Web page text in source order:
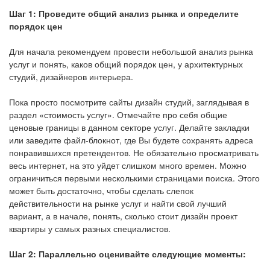
Шаг 1: Проведите общий анализ рынка и определите
порядок цен
Для начала рекомендуем провести небольшой анализ рынка
услуг и понять, каков общий порядок цен, у архитектурных
студий, дизайнеров интерьера.
Пока просто посмотрите сайты дизайн студий, заглядывая в
раздел «стоимость услуг». Отмечайте про себя общие
ценовые границы в данном секторе услуг. Делайте закладки
или заведите файл-блокнот, где Вы будете сохранять адреса
понравившихся претендентов. Не обязательно просматривать
весь интернет, на это уйдет слишком много времен. Можно
ограничиться первыми несколькими страницами поиска. Этого
может быть достаточно, чтобы сделать слепок
действительности на рынке услуг и найти свой лучший
вариант, а в начале, понять, сколько стоит дизайн проект
квартиры у самых разных специалистов.
Шаг 2: Параллельно оценивайте следующие моменты: